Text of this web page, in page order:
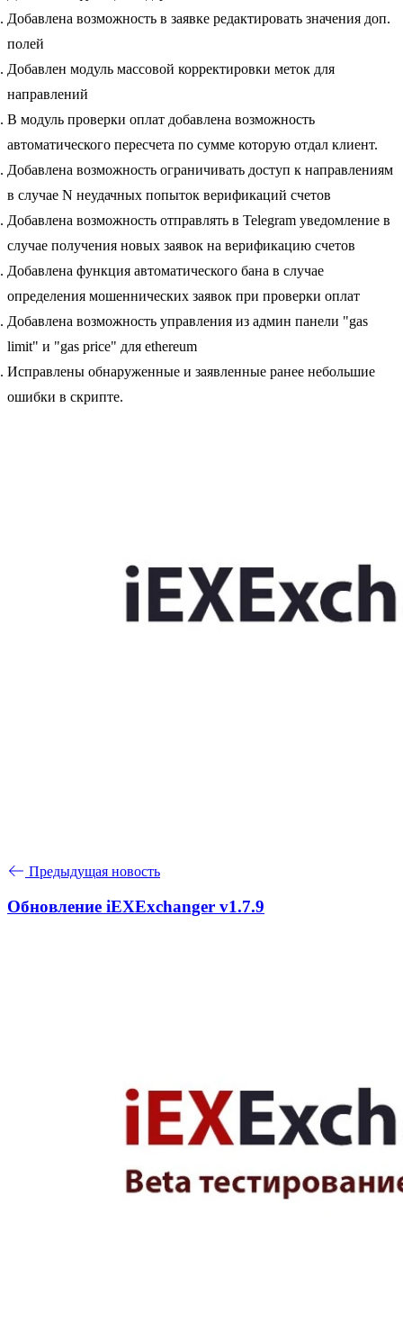
Добавлена возможность в заявке редактировать значения доп.
полей
Добавлен модуль массовой корректировки меток для
направлений
В модуль проверки оплат добавлена возможность
автоматического пересчета по сумме которую отдал клиент.
Добавлена возможность ограничивать доступ к направлениям
в случае N неудачных попыток верификаций счетов
Добавлена возможность отправлять в Telegram уведомление в
случае получения новых заявок на верификацию счетов
Добавлена функция автоматического бана в случае
определения мошеннических заявок при проверки оплат
Добавлена возможность управления из админ панели "gas
limit" и "gas price" для ethereum
Исправлены обнаруженные и заявленные ранее небольшие
ошибки в скрипте.
Предыдущая новость
Обновление iEXExchanger v1.7.9